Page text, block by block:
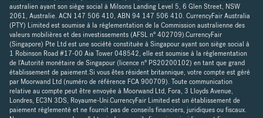
australien ayant son siège social à Milsons Landing Level 5, 6 Glen Street, NSW
2061, Australie. ACN 147 506 410, ABN 94 147 506 410. CurrencyFair Australia
(PTY) Limited est soumise à la réglementation de la Commission australienne des
valeurs mobilières et des investissements (AFSL n° 402709).CurrencyFair
(Singapore) Pte Ltd est une société constituée à Singapour ayant son siège social à
1 Robinson Road #17-00 Aia Tower 048542, elle est soumise à la réglementation
de l'Autorité monétaire de Singapour (licence n° PS20200102) en tant que grand
établissement de paiement.Si vous êtes résident britannique, votre compte est géré
par Moorwand Ltd (numéro de référence FCA 900709). Toute communication
relative au compte peut être envoyée à Moorwand Ltd, Fora, 3 Lloyds Avenue,
Londres, EC3N 3DS, Royaume-Uni.CurrencyFair Limited est un établissement de
paiement réglementé et ne fournit pas de conseils financiers, juridiques ou fiscaux.